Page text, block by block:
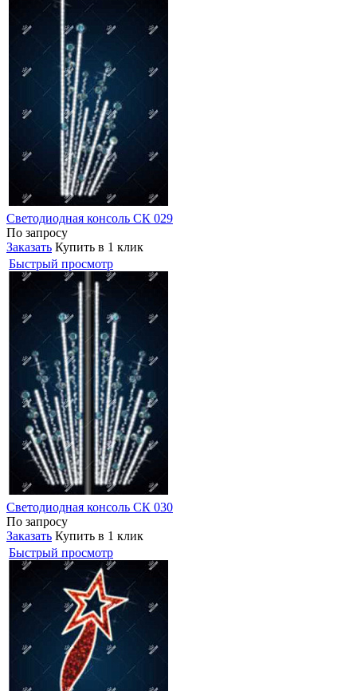
Светодиодная консоль СК 029
По запросу
Заказать Купить в 1 клик
Быстрый просмотр
Светодиодная консоль СК 030
По запросу
Заказать Купить в 1 клик
Быстрый просмотр